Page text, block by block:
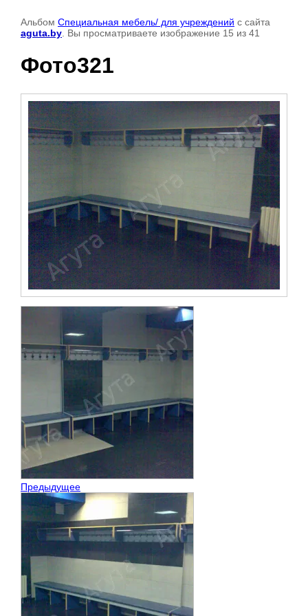
Альбом Специальная мебель/ для учреждений с сайта
aguta.by . Вы просматриваете изображение 15 из 41
Фото321
Предыдущее